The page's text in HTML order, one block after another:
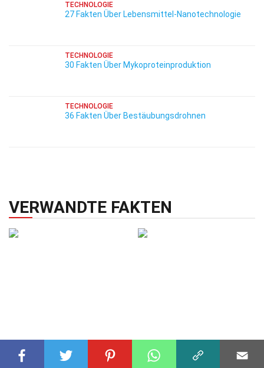
TECHNOLOGIE
27 Fakten Über Lebensmittel-Nanotechnologie
TECHNOLOGIE
30 Fakten Über Mykoproteinproduktion
TECHNOLOGIE
36 Fakten Über Bestäubungsdrohnen
VERWANDTE FAKTEN
28 Fakten Über C3-Pflanze
12 Fakten Über Seamus